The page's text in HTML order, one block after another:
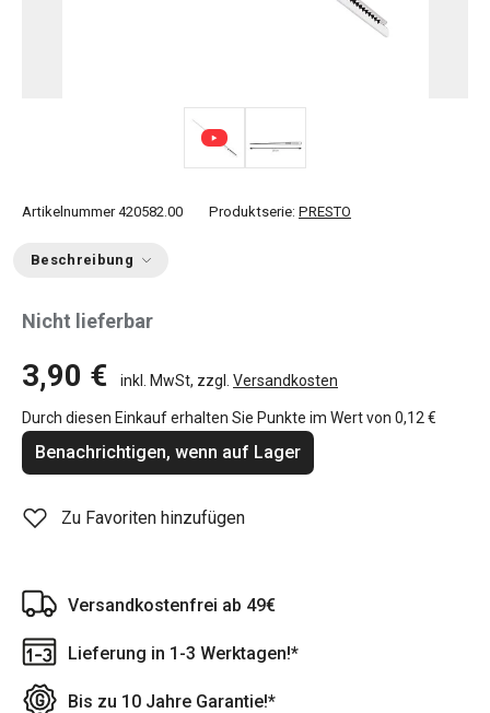
Artikelnummer 420582.00 Produktserie: PRESTO
Beschreibung
Nicht lieferbar
3,90 € inkl. MwSt, zzgl. Versandkosten
Durch diesen Einkauf erhalten Sie Punkte im Wert von 0,12 €
Benachrichtigen, wenn auf Lager
Zu Favoriten hinzufügen
Versandkostenfrei ab 49€
Lieferung in 1-3 Werktagen!*
Bis zu 10 Jahre Garantie!*